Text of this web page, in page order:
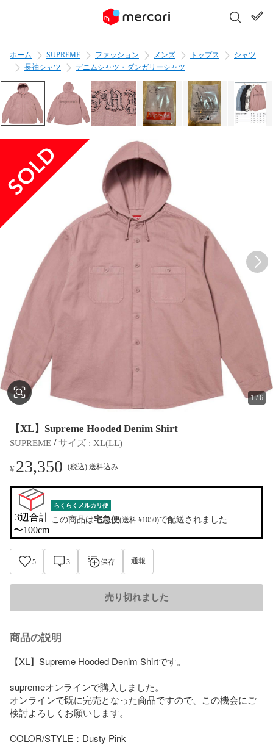
ホーム SUPREME ファッション メンズ トップス
シャツ
長袖シャツ
デニムシャツ・ダンガリーシャツ
1/6
【XL】Supreme Hooded Denim Shirt
SUPREME / サイズ : XL(LL)
¥23,350 (税込) 送料込み
3辺合計
〜100cm
らくらくメルカリ便
この商品は宅急便(送料 ¥1050)で配送されました
5 3 保存 通報
売り切れました
商品の説明
【XL】Supreme Hooded Denim Shirtです。
supremeオンラインで購入しました。
オンラインで既に完売となった商品ですので、この機会にご
検討よろしくお願いします。
COLOR/STYLE：Dusty Pink